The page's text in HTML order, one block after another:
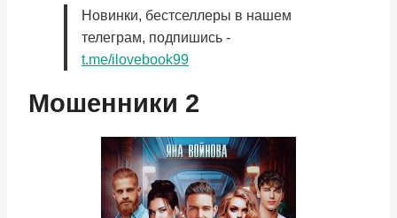
Новинки, бестселлеры в нашем
телеграм, подпишись -
t.me/ilovebook99
Мошенники 2